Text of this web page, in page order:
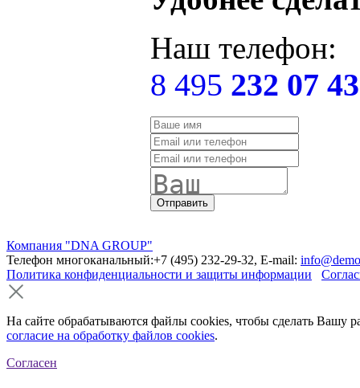
Наш телефон:
8 495 232 07 43
Компания "DNA GROUP"
Телефон многоканальный:+7 (495) 232-29-32, E-mail:
Политика конфиденциальности и защиты информации
На сайте обрабатываются файлы cookies, чтобы сделать Вашу
согласие на обработку файлов cookies.
Согласен